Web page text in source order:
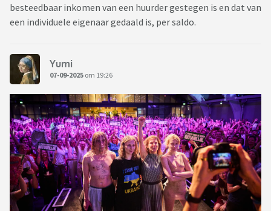
besteedbaar inkomen van een huurder gestegen is en dat van
een individuele eigenaar gedaald is, per saldo.
Yumi
07-09-2025 om 19:26